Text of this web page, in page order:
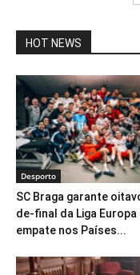
HOT NEWS
Desporto
SC Braga garante
de-final da Liga Europa
empate nos Países...